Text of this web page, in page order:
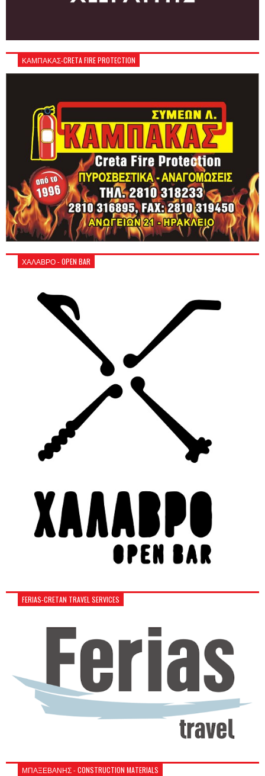
ΚΑΜΠΑΚΑΣ-CRETA FIRE PROTECTION
ΧΑΛΑΒΡΟ - OPEN BAR
FERIAS-CRETAN TRAVEL SERVICES
ΜΠΑΞΕΒΑΝΗΣ - CONSTRUCTION MATERIALS